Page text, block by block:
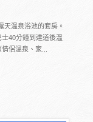
溫泉浴池的套房。
40分鐘到達道後溫
侶溫泉、家...